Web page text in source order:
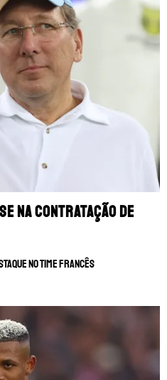
na contratação de
no time francês